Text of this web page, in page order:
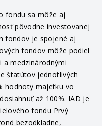
fondu sa môže aj
pôvodne investovanej
fondov je spojené aj
fondov môže podiel
a medzinárodnými
štatútov jednotlivých
hodnoty majetku vo
až 100%. IAD je
fondu Prvý
bezodkladne,